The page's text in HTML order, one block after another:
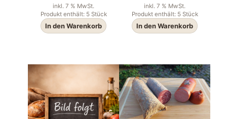
inkl. 7 % MwSt.
Produkt enthält: 5 Stück
In den Warenkorb
inkl. 7 % MwSt.
Produkt enthält: 5 Stück
In den Warenkorb